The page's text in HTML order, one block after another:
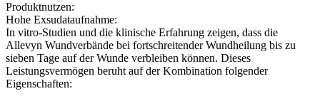
Produktnutzen:
Hohe Exsudataufnahme:
In vitro-Studien und die klinische Erfahrung zeigen, dass die
Allevyn Wundverbände bei fortschreitender Wundheilung bis zu
sieben Tage auf der Wunde verbleiben können. Dieses
Leistungsvermögen beruht auf der Kombination folgender
Eigenschaften: